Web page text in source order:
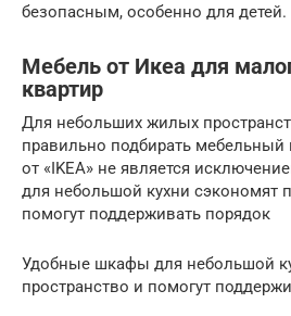
безопасным, особенно для детей.
Мебель от Икеа для
квартир
Для небольших жилых
правильно подбирать мебельный
от «IKEA» не является
для небольшой кухни сэкономят
помогут поддерживать порядок
Удобные шкафы для небольшой
пространство и помогут